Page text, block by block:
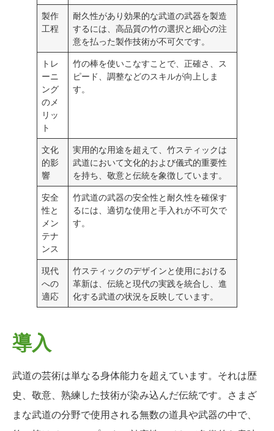
製作
工程
耐久性があり効果的な武道の武器を製造
するには、高品質の竹の選択と細心の注
意を払った製作技術が不可欠です。
トレ
ーニ
ング
のメ
リッ
ト
竹の棒を使いこなすことで、正確さ、ス
ピード、調整などのスキルが向上しま
す。
文化
的影
響
実用的な用途を超えて、竹スティックは
武道において文化的および儀式的重要性
を持ち、敬意と伝統を象徴しています。
安全
性と
メン
テナ
ンス
竹武道の武器の安全性と耐久性を確保す
るには、適切な使用と手入れが不可欠で
す。
現代
への
適応
竹スティックのデザインと使用における
革新は、伝統と現代の実践を統合し、進
化する武道の状況を反映しています。
導入
武道の芸術は単なる身体能力を超えています。それは歴
史、敬意、熟練した技術が染み込んだ伝統です。さまざ
まな武道の分野で使用される無数の道具や武器の中で、